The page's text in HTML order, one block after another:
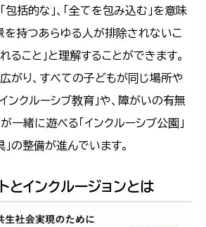
包括的な」、「全てを包み込む」を意味
を持つあらゆる人が排除されないこ
ること」と理解することができます。
がり、すべての子どもが同じ場所や
ンクルーシブ教育」や、障がいの有無
一緒に遊べる「インクルーシブ公園」
」の整備が進んでいます。
とインクルージョンとは